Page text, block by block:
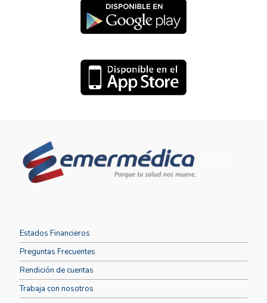
Estados Financieros
Preguntas Frecuentes
Rendición de cuentas
Trabaja con nosotros